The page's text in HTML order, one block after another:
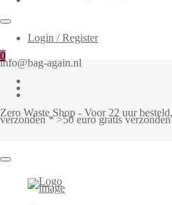
Login / Register
0
info@bag-again.nl
Zero Waste Shop - Voor 22 uur
verzonden * >50 euro gratis